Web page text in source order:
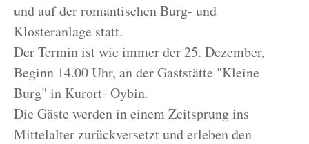
und auf der romantischen Burg- und
Klosteranlage statt.
Der Termin ist wie immer der 25. Dezember,
Beginn 14.00 Uhr, an der Gaststätte "Kleine
Burg" in Kurort- Oybin.
Die Gäste werden in einem Zeitsprung ins
Mittelalter zurückversetzt und erleben den